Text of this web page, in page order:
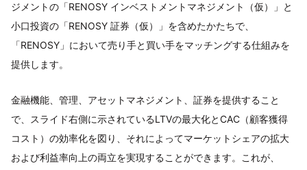
ジメントの「RENOSY インベストメントマネジメント（仮）」と
小口投資の「RENOSY 証券（仮）」を含めたかたちで、
「RENOSY」において売り手と買い手をマッチングする仕組みを
提供します。
金融機能、管理、アセットマネジメント、証券を提供すること
で、スライド右側に示されているLTVの最大化とCAC（顧客獲得
コスト）の効率化を図り、それによってマーケットシェアの拡大
および利益率向上の両立を実現することができます。これが、